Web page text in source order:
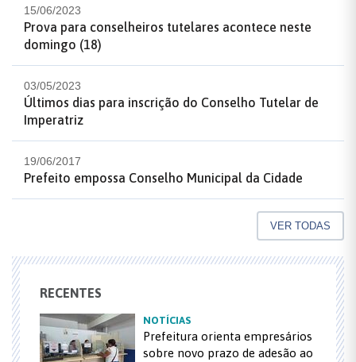
15/06/2023
Prova para conselheiros tutelares acontece neste
domingo (18)
03/05/2023
Últimos dias para inscrição do Conselho Tutelar de
Imperatriz
19/06/2017
Prefeito empossa Conselho Municipal da Cidade
VER TODAS
RECENTES
NOTÍCIAS
Prefeitura orienta empresários
sobre novo prazo de adesão ao